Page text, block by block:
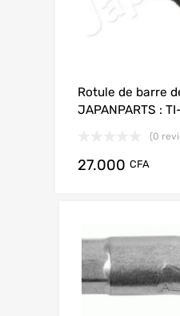
Rotule de barre
JAPANPARTS :
(0
27.000 CFA